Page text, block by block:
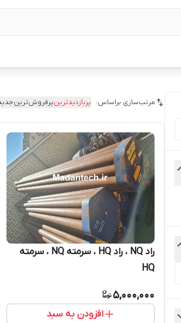
مرتب‌سازی براساس: پربازدیدترینپرفروش‌ترین
راد NQ ، راد HQ ، سرمته NQ ، سرمته
HQ
5,000,000
افزودن به سبد